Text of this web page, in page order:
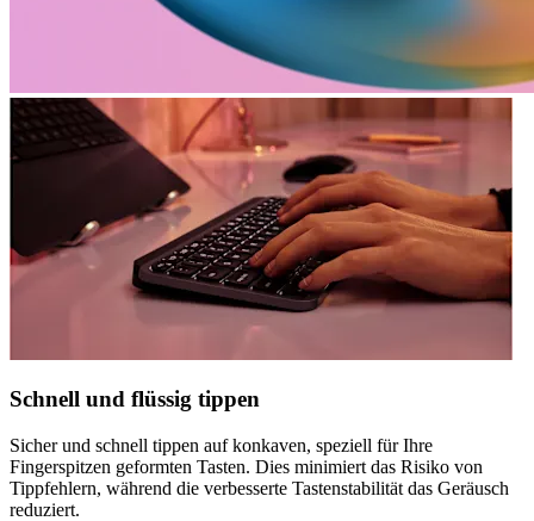
Schnell und flüssig tippen
Sicher und schnell tippen auf konkaven, speziell für Ihre
Fingerspitzen geformten Tasten. Dies minimiert das Risiko von
Tippfehlern, während die verbesserte Tastenstabilität das Geräusch
reduziert.